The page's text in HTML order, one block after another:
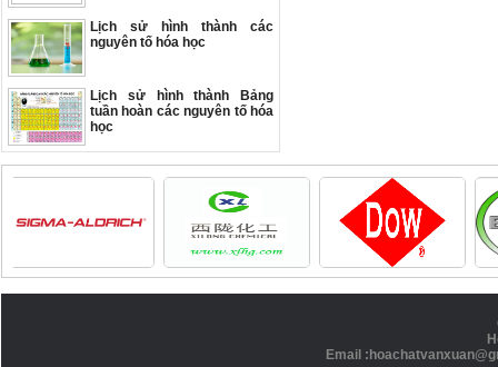
Lịch sử hình thành các
nguyên tố hóa học
Lịch sử hình thành Bảng
tuần hoàn các nguyên tố hóa
học
Email